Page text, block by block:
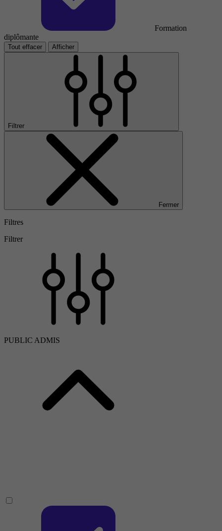
Formation
diplômante
Tout effacer Afficher
Filtrer
Fermer
Filtres
Filtrer
PUBLIC ADMIS